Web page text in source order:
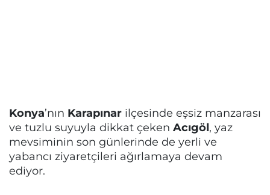
Konya’nın Karapınar ilçesinde eşsiz manzarası
ve tuzlu suyuyla dikkat çeken Acıgöl, yaz
mevsiminin son günlerinde de yerli ve
yabancı ziyaretçileri ağırlamaya devam
ediyor.